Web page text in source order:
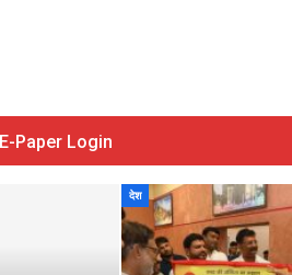
E-Paper Login
देश